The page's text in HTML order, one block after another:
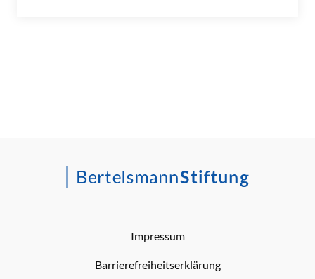
Impressum
Barrierefreiheitserklärung